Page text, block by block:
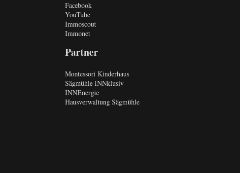
Facebook
YouTube
Immoscout
Immonet
Partner
Montessori Kinderhaus
Sägmühle INNklusiv
INNEnergie
Hausverwaltung Sägmühle